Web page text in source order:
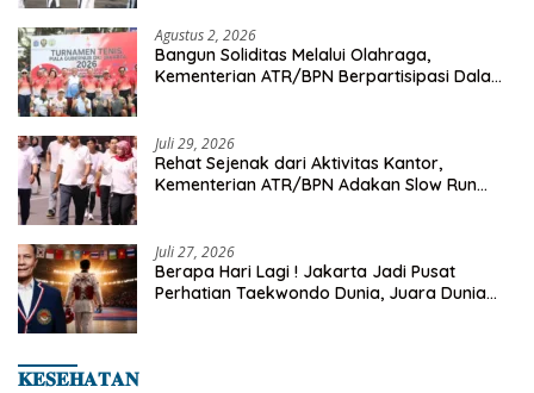
Agustus 2, 2026
Bangun Soliditas Melalui Olahraga,
Kementerian ATR/BPN Berpartisipasi Dalam
Juli 29, 2026
Rehat Sejenak dari Aktivitas Kantor,
Kementerian ATR/BPN Adakan Slow Run
Juli 27, 2026
Berapa Hari Lagi ! Jakarta Jadi Pusat
Perhatian Taekwondo Dunia, Juara Dunia
𝐊𝐄𝐒𝐄𝐇𝐀𝐓𝐀𝐍